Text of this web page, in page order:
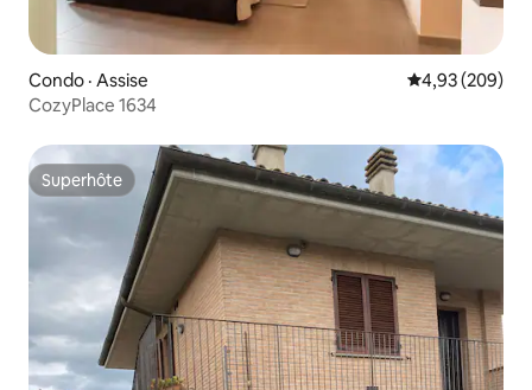
Condo · Assise Note
4,93 (209)
CozyPlace 1634
Superhôte
Superhôte